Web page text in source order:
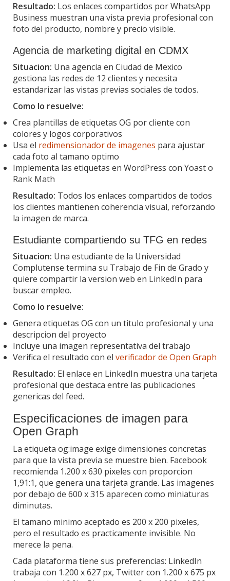
Resultado: Los enlaces compartidos por WhatsApp
Business muestran una vista previa profesional con
foto del producto, nombre y precio visible.
Agencia de marketing digital en CDMX
Situacion: Una agencia en Ciudad de Mexico
gestiona las redes de 12 clientes y necesita
estandarizar las vistas previas sociales de todos.
Como lo resuelve:
Crea plantillas de etiquetas OG por cliente con
colores y logos corporativos
Usa el redimensionador de imagenes para ajustar
cada foto al tamano optimo
Implementa las etiquetas en WordPress con Yoast o
Rank Math
Resultado: Todos los enlaces compartidos de todos
los clientes mantienen coherencia visual, reforzando
la imagen de marca.
Estudiante compartiendo su TFG en redes
Situacion: Una estudiante de la Universidad
Complutense termina su Trabajo de Fin de Grado y
quiere compartir la version web en LinkedIn para
buscar empleo.
Como lo resuelve:
Genera etiquetas OG con un titulo profesional y una
descripcion del proyecto
Incluye una imagen representativa del trabajo
Verifica el resultado con el verificador de Open Graph
Resultado: El enlace en LinkedIn muestra una tarjeta
profesional que destaca entre las publicaciones
genericas del feed.
Especificaciones de imagen para
Open Graph
La etiqueta og:image exige dimensiones concretas
para que la vista previa se muestre bien. Facebook
recomienda 1.200 x 630 pixeles con proporcion
1,91:1, que genera una tarjeta grande. Las imagenes
por debajo de 600 x 315 aparecen como miniaturas
diminutas.
El tamano minimo aceptado es 200 x 200 pixeles,
pero el resultado es practicamente invisible. No
merece la pena.
Cada plataforma tiene sus preferencias: LinkedIn
trabaja con 1.200 x 627 px, Twitter con 1.200 x 675 px